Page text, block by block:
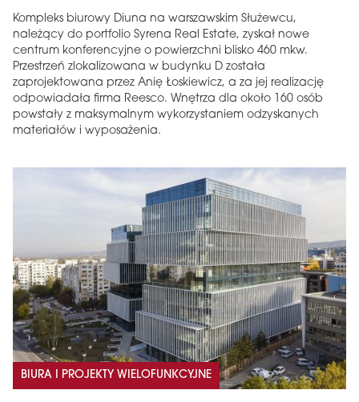
Kompleks biurowy Diuna na warszawskim Służewcu,
należący do portfolio Syrena Real Estate, zyskał nowe
centrum konferencyjne o powierzchni blisko 460 mkw.
Przestrzeń zlokalizowana w budynku D została
zaprojektowana przez Anię Łoskiewicz, a za jej realizację
odpowiadała firma Reesco. Wnętrza dla około 160 osób
powstały z maksymalnym wykorzystaniem odzyskanych
materiałów i wyposażenia.
BIURA I PROJEKTY WIELOFUNKCYJNE